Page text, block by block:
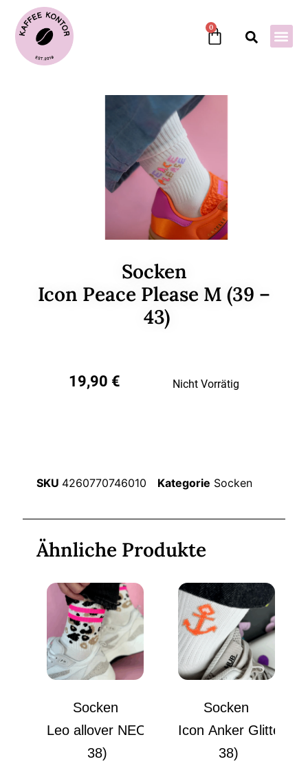
0
Socken
Icon Peace Please M (39 –
43)
19,90 € Nicht Vorrätig
SKU 4260770746010 Kategorie Socken
Ähnliche Produkte
Socken
Leo allover NEON Pink S (35 –
38)
Socken
Icon Anker Glitter S
38)